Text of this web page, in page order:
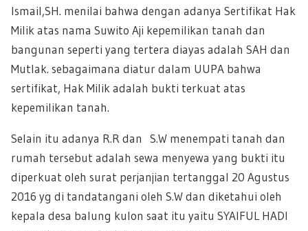
Ismail,SH. menilai bahwa dengan adanya Sertifikat Hak
Milik atas nama Suwito Aji kepemilikan tanah dan
bangunan seperti yang tertera diayas adalah SAH dan
Mutlak. sebagaimana diatur dalam UUPA bahwa
sertifikat, Hak Milik adalah bukti terkuat atas
kepemilikan tanah.
Selain itu adanya R.R dan S.W menempati tanah dan
rumah tersebut adalah sewa menyewa yang bukti itu
diperkuat oleh surat perjanjian tertanggal 20 Agustus
2016 yg di tandatangani oleh S.W dan diketahui oleh
kepala desa balung kulon saat itu yaitu SYAIFUL HADI